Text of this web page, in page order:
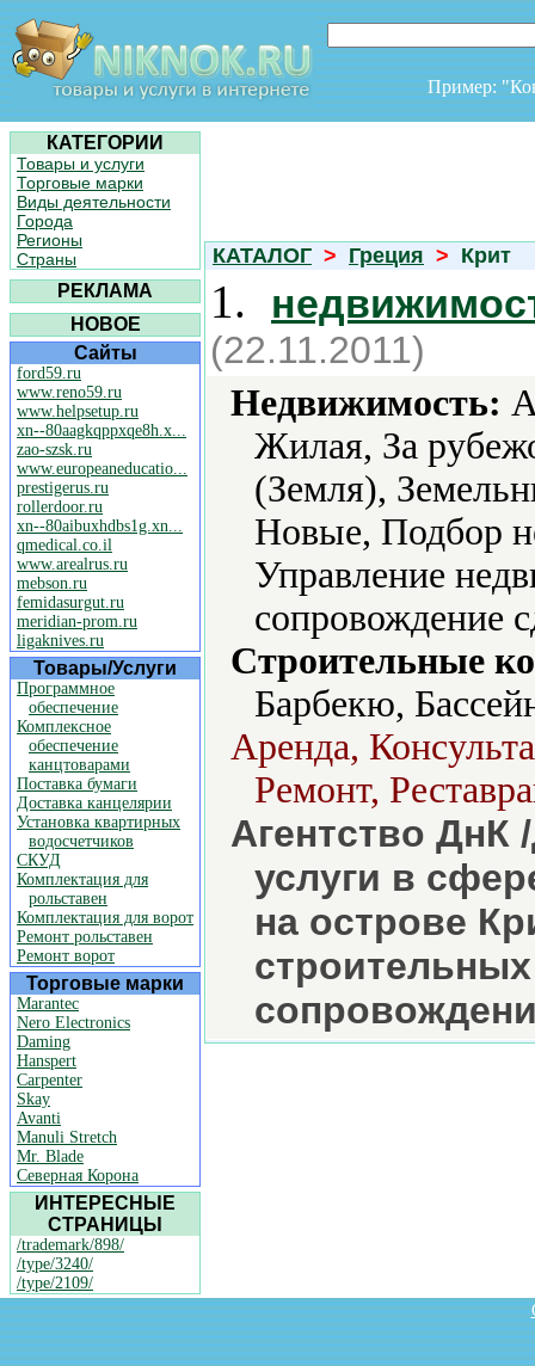
Пример:
КАТЕГОРИИ
Товары и услуги
Торговые марки
Виды деятельности
Города
Регионы
Страны
РЕКЛАМА
НОВОЕ
Сайты
ford59.ru
www.reno59.ru
www.helpsetup.ru
xn--80aagkqppxqe8h.x...
zao-szsk.ru
www.europeaneducatio...
prestigerus.ru
rollerdoor.ru
xn--80aibuxhdbs1g.xn...
qmedical.co.il
www.arealrus.ru
mebson.ru
femidasurgut.ru
meridian-prom.ru
ligaknives.ru
Товары/Услуги
Программное
обеспечение
Комплексное
обеспечение
канцтоварами
Поставка бумаги
Доставка канцелярии
Установка квартирных
водосчетчиков
СКУД
Комплектация для
рольставен
Комплектация для ворот
Ремонт рольставен
Ремонт ворот
Торговые марки
Marantec
Nero Electronics
Daming
Hanspert
Carpenter
Skay
Avanti
Manuli Stretch
Mr. Blade
Северная Корона
ИНТЕРЕСНЫЕ
СТРАНИЦЫ
/trademark/898/
/type/3240/
/type/2109/
КАТАЛОГ > Греция > Крит
1.
(22.11.2011)
Недвижимость:
Жилая, За
(Земля),
Новые, Подбор
Управление
сопровождение
Строительные
Барбекю,
Аренда,
Ремонт,
Агентство ДнК
услуги в
на острове